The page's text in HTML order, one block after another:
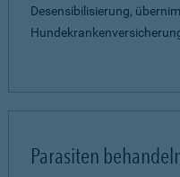
Desensibilisierung,
Parasiten